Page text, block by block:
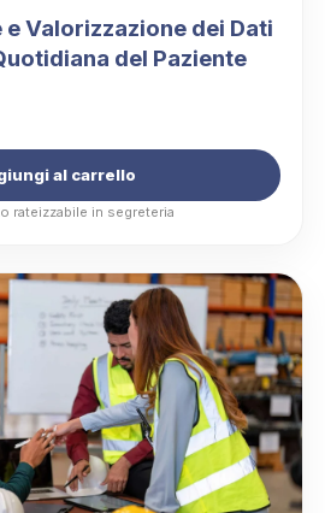
Valorizzazione dei Dati
del Paziente
al carrello
rateizzabile in segreteria